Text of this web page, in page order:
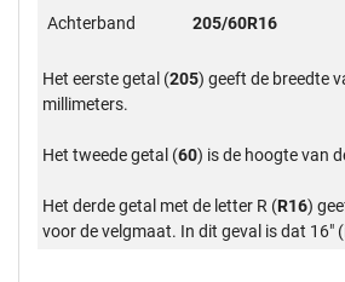
Achterband
205/60R16
Het eerste getal (205) geeft de breedte
millimeters.
Het tweede getal (60) is de hoogte van
Het derde getal met de letter R (R16)
voor de velgmaat. In dit geval is dat 16"